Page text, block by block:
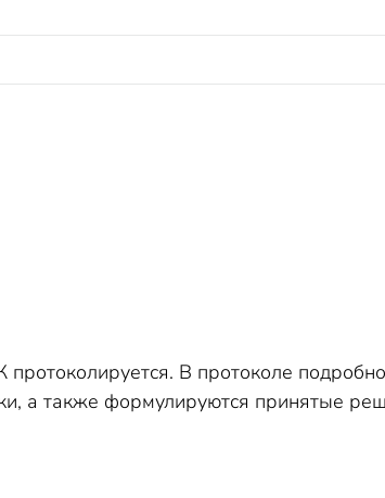
В протоколе
а также формулируются принятые